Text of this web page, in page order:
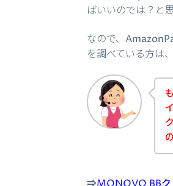
ばいいのでは？と
なので、
を調べている方は